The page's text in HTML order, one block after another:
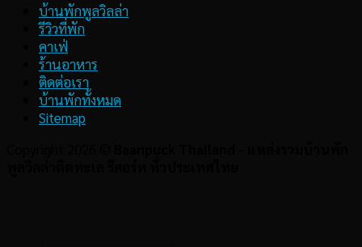
บ้านพักพูลวิลล่า
รีวิวที่พัก
คาเฟ่
ร้านอาหาร
ติดต่อเรา
บ้านพักทั้งหมด
Sitemap